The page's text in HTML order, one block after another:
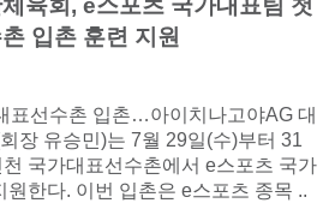
육회, e스포츠 국가대표팀 첫
입촌 훈련 지원
표선수촌 입촌…아이치나고야AG 대
장 유승민)는 7월 29일(수)부터 31
국가대표선수촌에서 e스포츠 국가
한다. 이번 입촌은 e스포츠 종목 ..